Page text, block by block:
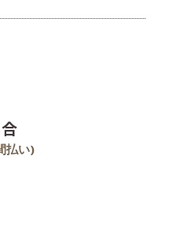
払い)